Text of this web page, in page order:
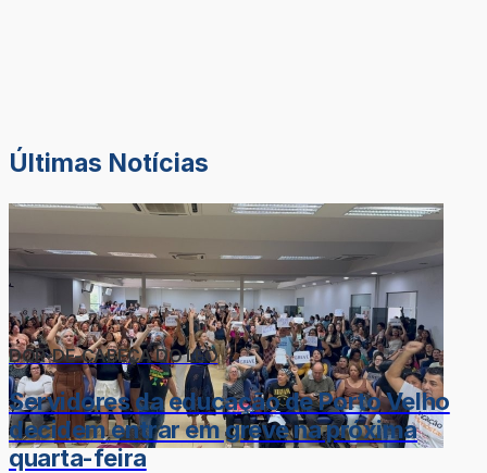
Últimas Notícias
DOR-DE-CABEÇA DO LÉO
Servidores da educação de Porto Velho
decidem entrar em greve na próxima
quarta-feira